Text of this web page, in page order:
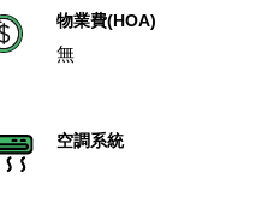
物業費(HOA)
無
空調系統